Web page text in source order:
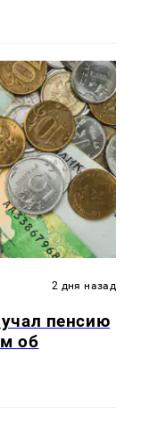
2 дня назад
пенсию
об